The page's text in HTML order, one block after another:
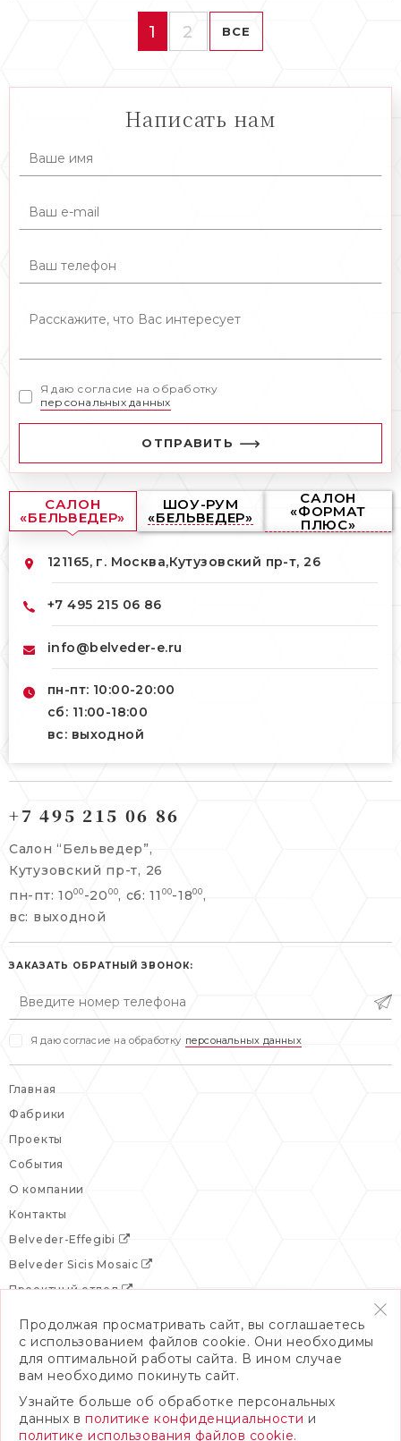
1 2 ВСЕ
Написать нам
Я даю согласие на обработку
персональных данных
ОТПРАВИТЬ
САЛОН
«БЕЛЬВЕДЕР»
ШОУ-РУМ
«БЕЛЬВЕДЕР»
САЛОН
«ФОРМАТ
ПЛЮС»
121165, г. Москва,Кутузовский пр-т, 26
+7 495 215 06 86
info@belveder-e.ru
пн-пт: 10:00-20:00
сб: 11:00-18:00
вс: выходной
info@belveder-e.ru
пн-пт: 10:00-20:00
сб, вс: выходной
Берсеневский переулок, 3/10с7
+7 495 477 45 43
info@belveder-e.ru
пн-пт: 10:00-19:00
сб: выходной
+7 495 215 06 86
Салон “Бельведер”,
Кутузовский пр-т, 26
пн-пт: 1000 -20 00, сб: 11 00-1800,
вс: выходной
ЗАКАЗАТЬ ОБРАТНЫЙ ЗВОНОК:
Я даю согласие на обработку персональных данных
Главная
Фабрики
Проекты
События
О компании
Контакты
Belveder-Effegibi
Belveder Sicis Mosaic
Проектный отдел
Продолжая просматривать сайт, вы соглашаетесь
с использованием файлов cookie. Они необходимы
для оптимальной работы сайта. В ином случае
вам необходимо покинуть сайт.
Узнайте больше об обработке персональных
данных вполитике конфиденциальности и
политике использования файлов cookie.